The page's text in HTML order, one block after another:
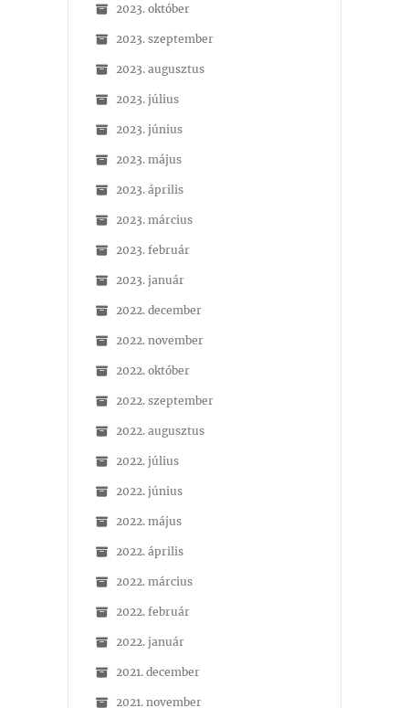
2023. október
2023. szeptember
2023. augusztus
2023. július
2023. június
2023. május
2023. április
2023. március
2023. február
2023. január
2022. december
2022. november
2022. október
2022. szeptember
2022. augusztus
2022. július
2022. június
2022. május
2022. április
2022. március
2022. február
2022. január
2021. december
2021. november